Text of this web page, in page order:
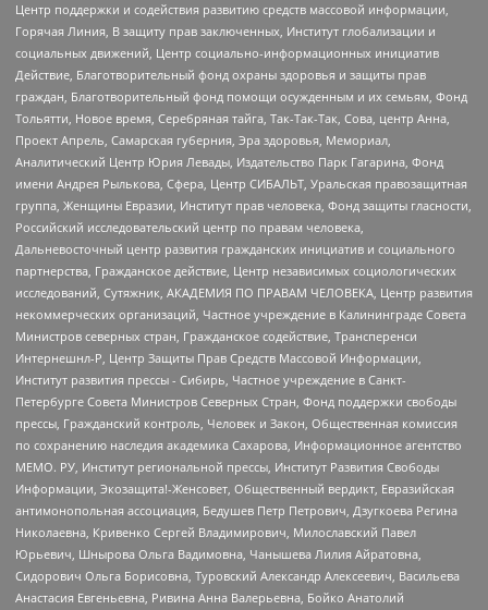
Центр поддержки и содействия развитию средств массовой информации,
Горячая Линия, В защиту прав заключенных, Институт глобализации и
социальных движений, Центр социально-информационных инициатив
Действие, Благотворительный фонд охраны здоровья и защиты прав
граждан, Благотворительный фонд помощи осужденным и их семьям, Фонд
Тольятти, Новое время, Серебряная тайга, Так-Так-Так, Сова, центр Анна,
Проект Апрель, Самарская губерния, Эра здоровья, Мемориал,
Аналитический Центр Юрия Левады, Издательство Парк Гагарина, Фонд
имени Андрея Рылькова, Сфера, Центр СИБАЛЬТ, Уральская правозащитная
группа, Женщины Евразии, Институт прав человека, Фонд защиты гласности,
Российский исследовательский центр по правам человека,
Дальневосточный центр развития гражданских инициатив и социального
партнерства, Гражданское действие, Центр независимых социологических
исследований, Сутяжник, АКАДЕМИЯ ПО ПРАВАМ ЧЕЛОВЕКА, Центр развития
некоммерческих организаций, Частное учреждение в Калининграде Совета
Министров северных стран, Гражданское содействие, Трансперенси
Интернешнл-Р, Центр Защиты Прав Средств Массовой Информации,
Институт развития прессы - Сибирь, Частное учреждение в Санкт-
Петербурге Совета Министров Северных Стран, Фонд поддержки свободы
прессы, Гражданский контроль, Человек и Закон, Общественная комиссия
по сохранению наследия академика Сахарова, Информационное агентство
МЕМО. РУ, Институт региональной прессы, Институт Развития Свободы
Информации, Экозащита!-Женсовет, Общественный вердикт, Евразийская
антимонопольная ассоциация, Бедушев Петр Петрович, Дзугкоева Регина
Николаевна, Кривенко Сергей Владимирович, Милославский Павел
Юрьевич, Шнырова Ольга Вадимовна, Чанышева Лилия Айратовна,
Сидорович Ольга Борисовна, Туровский Александр Алексеевич, Васильева
Анастасия Евгеньевна, Ривина Анна Валерьевна, Бойко Анатолий